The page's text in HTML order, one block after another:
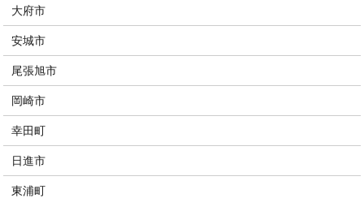
大府市
安城市
尾張旭市
岡崎市
幸田町
日進市
東浦町